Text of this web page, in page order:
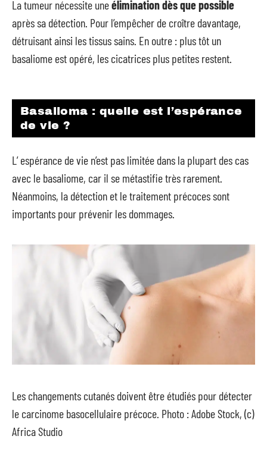
La tumeur nécessite uneélimination dès que possible
après sa détection. Pour l’empêcher de croître davantage,
détruisant ainsi les tissus sains. En outre : plus tôt un
basaliome est opéré, les cicatrices plus petites restent.
Basalioma : quelle est l’espérance
de vie ?
L’ espérance de vie n’est pas limitée dans la plupart des cas
avec le basaliome, car il se métastifie très rarement.
Néanmoins, la détection et le traitement précoces sont
importants pour prévenir les dommages.
Les changements cutanés doivent être étudiés pour détecter
le carcinome basocellulaire précoce. Photo : Adobe Stock, (c)
Africa Studio